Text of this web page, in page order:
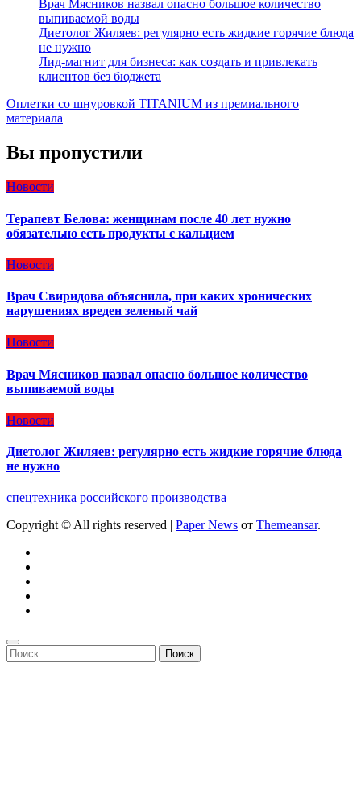
Врач Мясников назвал опасно большое количество
выпиваемой воды
Диетолог Жиляев: регулярно есть жидкие горячие блюда
не нужно
Лид-магнит для бизнеса: как создать и привлекать
клиентов без бюджета
Оплетки со шнуровкой TITANIUM из премиального
материала
Вы пропустили
Новости
Терапевт Белова: женщинам после 40 лет нужно
обязательно есть продукты с кальцием
Новости
Врач Свиридова объяснила, при каких хронических
нарушениях вреден зеленый чай
Новости
Врач Мясников назвал опасно большое количество
выпиваемой воды
Новости
Диетолог Жиляев: регулярно есть жидкие горячие блюда
не нужно
спецтехника российского производства
Copyright © All rights reserved | Paper News от Themeansar.
Найти: